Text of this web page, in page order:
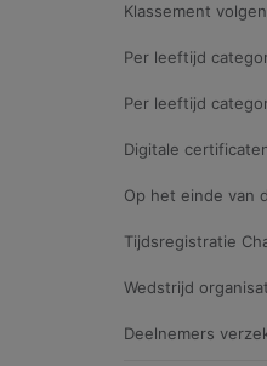
Klassement
Per leeftijd
Per leeftijd
Digitale
Op het einde van
Tijdsregistratie
Wedstrijd
Deelnemers